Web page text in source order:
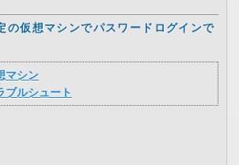
の仮想マシンでパスワードログインで
マシン
ブルシュート